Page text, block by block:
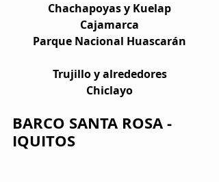
Chachapoyas y Kuelap
Cajamarca
Parque Nacional Huascarán
Trujillo y alrededores
Chiclayo
BARCO SANTA ROSA -
IQUITOS